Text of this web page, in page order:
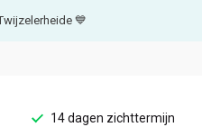
💙
14 dagen zichttermijn